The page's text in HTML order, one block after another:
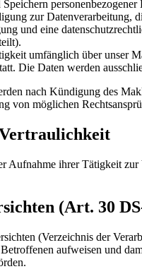
zur Datenverarbeitung,
und eine
umfänglich über unser
Die Daten werden
nach Kündigung des
von möglichen
Aufnahme ihrer Tätigkeit
(Art. 30
(Verzeichnis der
aufweisen und